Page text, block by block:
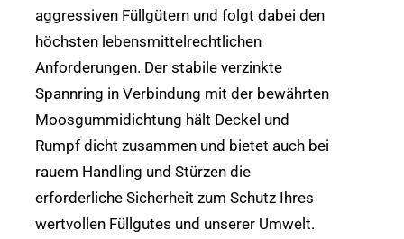
aggressiven Füllgütern und folgt dabei den
höchsten lebensmittelrechtlichen
Anforderungen. Der stabile verzinkte
Spannring in Verbindung mit der bewährten
Moosgummidichtung hält Deckel und
Rumpf dicht zusammen und bietet auch bei
rauem Handling und Stürzen die
erforderliche Sicherheit zum Schutz Ihres
wertvollen Füllgutes und unserer Umwelt.